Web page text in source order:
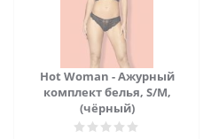
Hot Woman - Ажурный
комплект белья, S/M,
(чёрный)